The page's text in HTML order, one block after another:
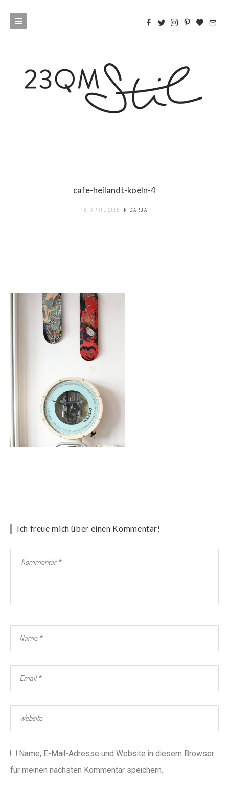
cafe-heilandt-koeln-4
18. APRIL 2015 RICARDA
Ich freue mich über einen Kommentar!
Name, E-Mail-Adresse und Website in diesem Browser
für meinen nächsten Kommentar speichern.